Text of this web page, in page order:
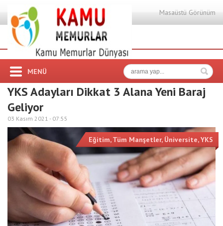
Masaüstü Görünüm
MENÜ
YKS Adayları Dikkat 3 Alana Yeni Baraj
Geliyor
03 Kasım 2021 - 07:55
Eğitim,Tüm Manşetler, Üniversite,YKS